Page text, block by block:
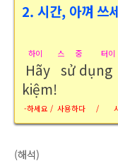
2. 시간, 아껴 쓰
하이 스 중 터
Hãy sử
kiệm!
-하세요 / 사용하
(해석)